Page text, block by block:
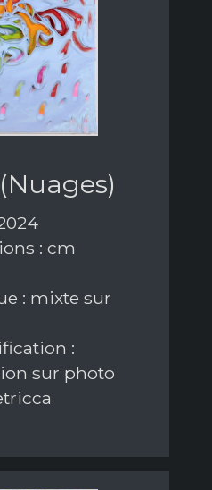
: cm
: mixte sur
:
sur photo